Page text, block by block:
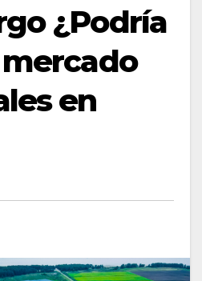
¿Podría
en